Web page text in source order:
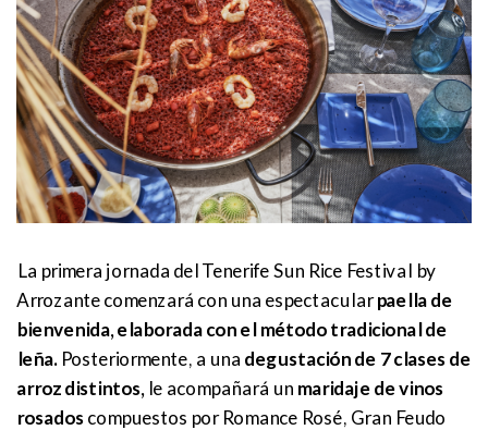
La primera jornada del Tenerife Sun Rice Festival by
Arrozante comenzará con una espectacularpaella de
bienvenida, elaborada con el método tradicional de
leña. Posteriormente, a una degustación de 7 clases de
arroz distintos, le acompañará un maridaje de vinos
rosadoscompuestos por Romance Rosé, Gran Feudo